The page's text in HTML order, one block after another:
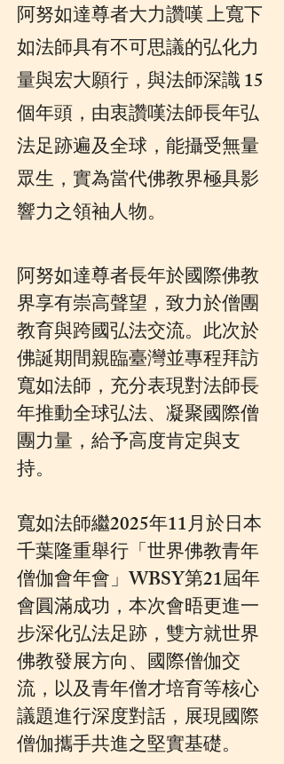
阿努如達尊者大力讚嘆 上寬下
如法師具有不可思議的弘化力
量與宏大願行，與法師深識 15
個年頭，由衷讚嘆法師長年弘
法足跡遍及全球，能攝受無量
眾生，實為當代佛教界極具影
響力之領袖人物。
阿努如達尊者長年於國際佛教
界享有崇高聲望，致力於僧團
教育與跨國弘法交流。此次於
佛誕期間親臨臺灣並專程拜訪
寬如法師，充分表現對法師長
年推動全球弘法、凝聚國際僧
團力量，給予高度肯定與支
持。
寬如法師繼2025年11月於日本
千葉隆重舉行「世界佛教青年
僧伽會年會」WBSY第21屆年
會圓滿成功，本次會晤更進一
步深化弘法足跡，雙方就世界
佛教發展方向、國際僧伽交
流，以及青年僧才培育等核心
議題進行深度對話，展現國際
僧伽攜手共進之堅實基礎。